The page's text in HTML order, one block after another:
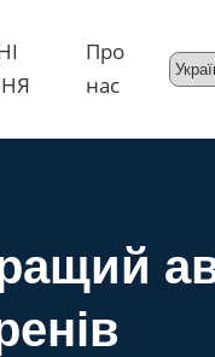
Про
нас